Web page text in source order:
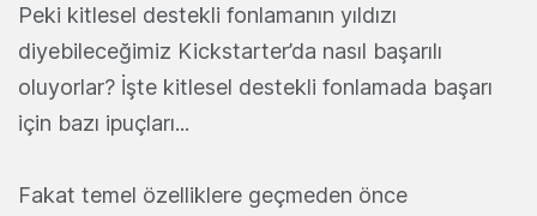
Peki kitlesel destekli fonlamanın yıldızı
diyebileceğimiz Kickstarter’da nasıl başarılı
oluyorlar? İşte kitlesel destekli fonlamada başarı
için bazı ipuçları...
Fakat temel özelliklere geçmeden önce